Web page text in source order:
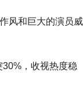
风和巨大的演员威
，收视热度稳